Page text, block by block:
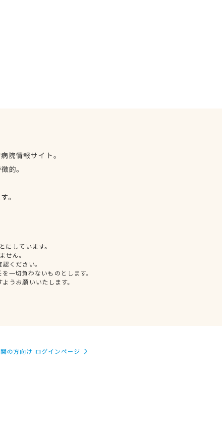
院情報サイト。
的。
。
しています。
せん。
ください。
一切負わないものとします。
うお願いいたします。
の方向け ログインページ